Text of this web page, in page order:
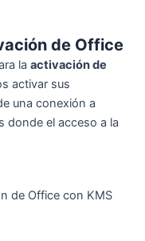
de Office
la activación de
activar sus
una conexión a
donde el acceso a la
de Office con KMS